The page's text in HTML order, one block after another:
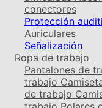
conectores
Protección
Auriculares
Señalización
Ropa de trabajo
Pantalones de
trabajo
de trabajo